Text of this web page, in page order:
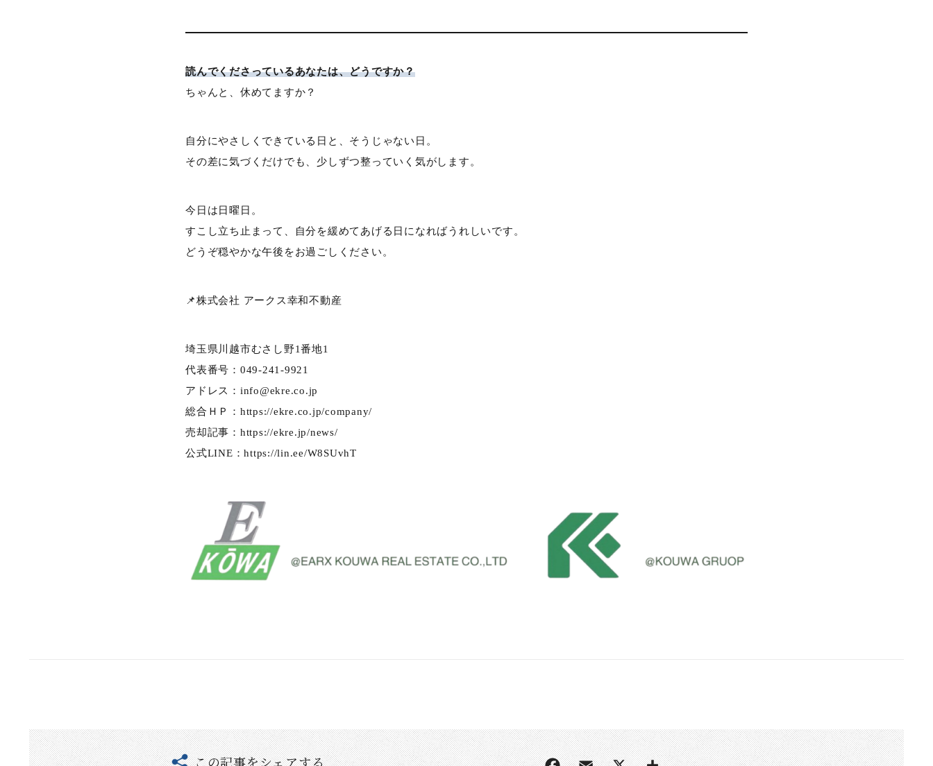
読んでくださっているあなたは、どうですか？
ちゃんと、休めてますか？
自分にやさしくできている日と、そうじゃない日。
その差に気づくだけでも、少しずつ整っていく気がします。
今日は日曜日。
すこし立ち止まって、自分を緩めてあげる日になればうれしいです。
どうぞ穏やかな午後をお過ごしください。
📌株式会社 アークス幸和不動産
埼玉県川越市むさし野1番地1
代表番号：049-241-9921
アドレス： info@ekre.co.jp
総合ＨＰ： https://ekre.co.jp/company/
売却記事： https://ekre.jp/news/
公式LINE：https://lin.ee/W8SUvhT
この記事をシェアする